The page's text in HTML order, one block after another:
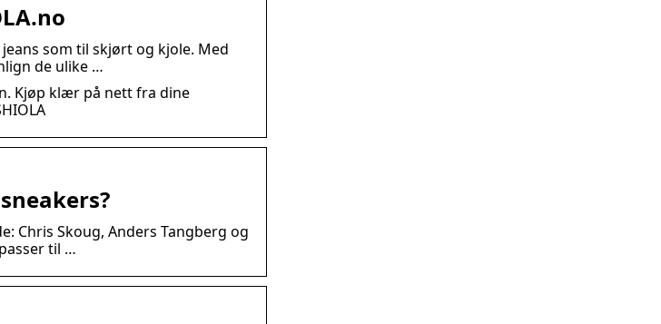
som til skjørt og kjole. Med
de ulike …
Kjøp klær på nett fra dine
Chris Skoug, Anders Tangberg og
til …